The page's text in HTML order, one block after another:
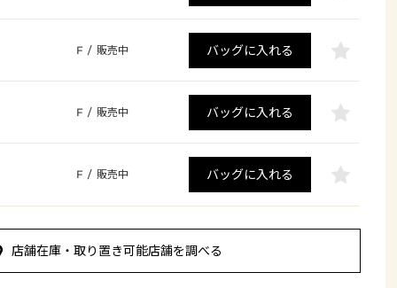
F / 販売中 バッグに入れる
F / 販売中 バッグに入れる
F / 販売中 バッグに入れる
店舗在庫・取り置き可能店舗を調べる